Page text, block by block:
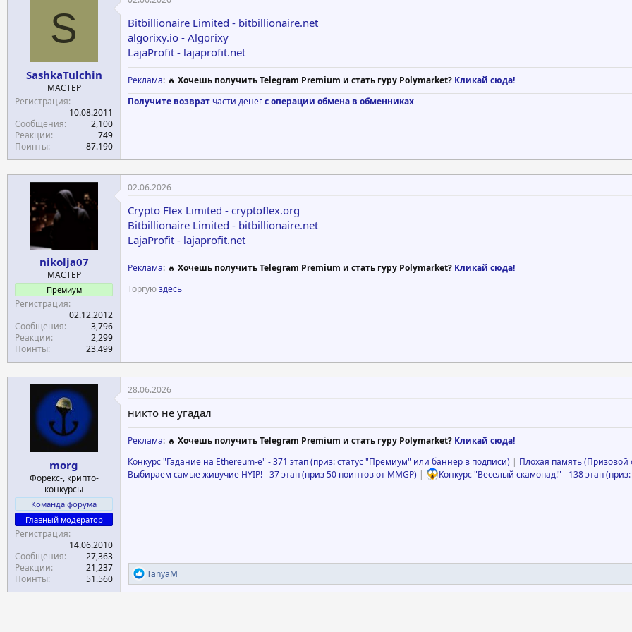
S
SashkaTulchin
МАСТЕР
Регистрация
10.08.2011
Сообщения
2,100
Реакции
749
Поинты
87.190
Bitbillionaire Limited - bitbillionaire.net
algorixy.io - Algorixy
LajaProfit - lajaprofit.net
Реклама: 🔥 Хочешь получить Telegram Premium и стать гуру Polymarket? Кликай сюда!
Получите возвратчасти денегс операции обмена в обменниках
nikolja07
МАСТЕР
Премиум
Регистрация
02.12.2012
Сообщения
3,796
Реакции
2,299
Поинты
23.499
02.06.2026
Crypto Flex Limited - cryptoflex.org
Bitbillionaire Limited - bitbillionaire.net
LajaProfit - lajaprofit.net
Реклама: 🔥 Хочешь получить Telegram Premium и стать гуру Polymarket? Кликай сюда!
Торгуюздесь
morg
Форекс-, крипто-
конкурсы
Команда форума
Главный модератор
Регистрация
14.06.2010
Сообщения
27,363
Реакции
21,237
Поинты
51.560
28.06.2026
никто не угадал
Реклама: 🔥 Хочешь получить Telegram Premium и стать гуру Polymarket? Кликай сюда!
Конкурс "Гадание на Ethereum-е" - 371 этап (приз: статус "Премиум" или баннер в подписи) | Плохая память (Призовой
Выбираем самые живучие HYIP! - 37 этап (приз 50 поинтов от MMGP) | Конкурс "Веселый скамопад!" - 138 этап
Р
е
а
TanyaM